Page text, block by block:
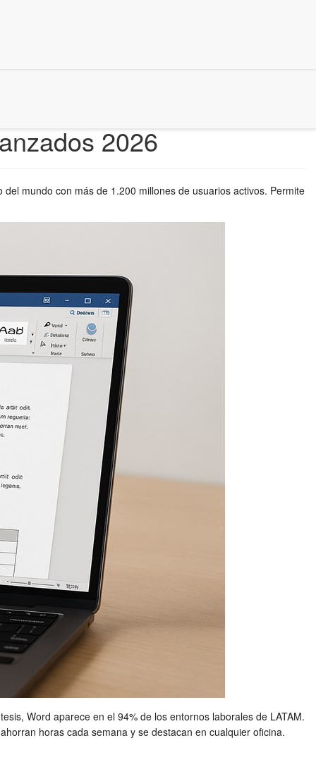
2026
mundo con más de 1.200 millones de usuarios activos. Permite
Word aparece en el 94% de los entornos laborales de LATAM.
horas cada semana y se destacan en cualquier oficina.